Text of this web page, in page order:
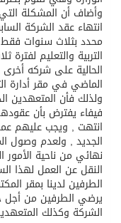
وأضاف أن المشكلة
انتهاء عقد الشركة
محدد بثلاث سنوات
التربية والتعليم
الحالية على شركه أخرى
الماضي في مقر أدارة
ولذلك فأن المتعهدين
فيفاء يفترض بأن
انتهت , ويجب عليهم
الجديد , ولعدم وصول
نهائي من ناحية
النقل عن العمل لهذا
الطرفين لدينا بمقر
يرضي الطرفين من أجل
الشركة وكذلك